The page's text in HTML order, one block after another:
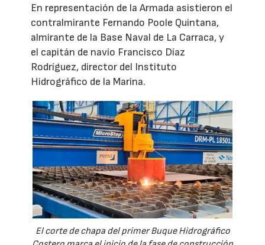
En representación de la Armada asistieron el
contralmirante Fernando Poole Quintana,
almirante de la Base Naval de La Carraca, y
el capitán de navío Francisco Díaz
Rodríguez, director del Instituto
Hidrográfico de la Marina.
El corte de chapa del primer Buque Hidrográfico